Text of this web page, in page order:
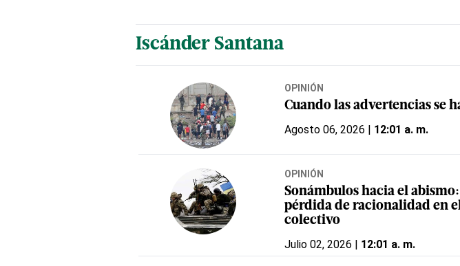
Iscánder Santana
OPINIÓN
Cuando las advertencias se
Agosto 06, 2026 | 12:01 a. m.
OPINIÓN
Sonámbulos hacia el
pérdida de racionalidad en
colectivo
Julio 02, 2026 | 12:01 a. m.